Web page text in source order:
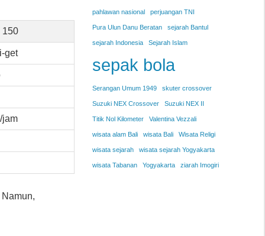
150
get
jam
pahlawan nasional perjuangan TNI
Pura Ulun Danu Beratan sejarah Bantul
sejarah Indonesia Sejarah Islam
sepak bola
Serangan Umum 1949 skuter crossover
Suzuki NEX Crossover Suzuki NEX II
Titik Nol Kilometer Valentina Vezzali
wisata alam Bali wisata Bali Wisata Religi
wisata sejarah wisata sejarah Yogyakarta
wisata Tabanan Yogyakarta ziarah Imogiri